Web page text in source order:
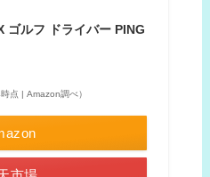
ゴルフ ドライバー PING
点 | Amazon調べ）